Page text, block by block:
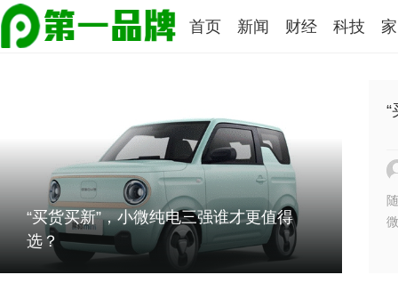
首页 新闻 财经 科技
“买货买新”，小微纯电三强谁才更值得
选？